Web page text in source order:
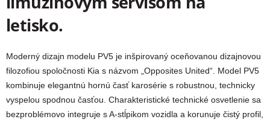
letisko.
Moderný dizajn modelu PV5 je inšpirovaný oceňovanou dizajnovou
filozofiou spoločnosti Kia s názvom „Opposites United“. Model PV5
kombinuje elegantnú hornú časť karosérie s robustnou, technicky
vyspelou spodnou časťou. Charakteristické technické osvetlenie sa
bezproblémovo integruje s A-stĺpikom vozidla a korunuje čistý profil,